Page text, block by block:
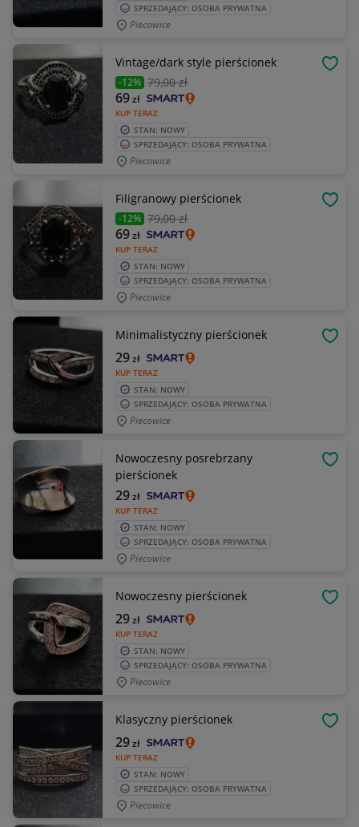
SPRZEDAJĄCY: OSOBA PRYWATNA
Piecowice
Vintage/dark style pierścionek
-12% 79,00 zł
KUP TERAZ
69zł
STAN: NOWY
SPRZEDAJĄCY: OSOBA PRYWATNA
Piecowice
Filigranowy pierścionek
-12% 79,00 zł
KUP TERAZ
69zł
STAN: NOWY
SPRZEDAJĄCY: OSOBA PRYWATNA
Piecowice
Minimalistyczny pierścionek
KUP TERAZ
29zł
STAN: NOWY
SPRZEDAJĄCY: OSOBA PRYWATNA
Piecowice
Nowoczesny posrebrzany
pierścionek
KUP TERAZ
29zł
STAN: NOWY
SPRZEDAJĄCY: OSOBA PRYWATNA
Piecowice
Nowoczesny pierścionek
KUP TERAZ
29zł
STAN: NOWY
SPRZEDAJĄCY: OSOBA PRYWATNA
Piecowice
Klasyczny pierścionek
KUP TERAZ
29zł
STAN: NOWY
SPRZEDAJĄCY: OSOBA PRYWATNA
Piecowice